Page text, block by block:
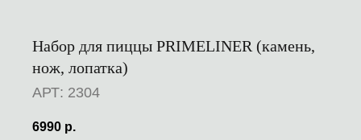
Набор для пиццы PRIMELINER (камень,
нож, лопатка)
АРТ: 2304
6990 р.